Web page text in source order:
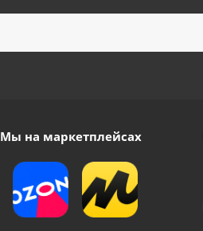
Мы на маркетплейсах